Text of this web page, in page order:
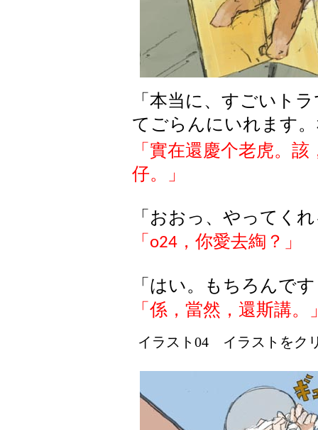
「本当に 、 すごいト
てごらんにいれます。
「實在還慶个老虎。該
仔。」
「おおっ、やってく
「 o24 ，你愛去綯 ？」
「はい。もちろんで
「係，當然，還斯講。
イラスト04 イラストをク